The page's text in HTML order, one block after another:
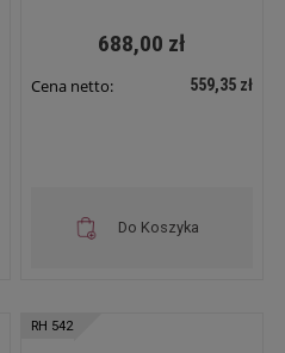
688,00 zł
Cena netto: 559,35 zł
Do Koszyka
RH 542